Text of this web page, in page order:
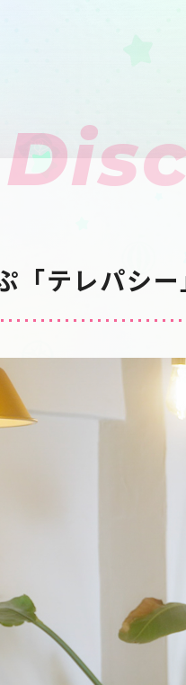
テレパシー